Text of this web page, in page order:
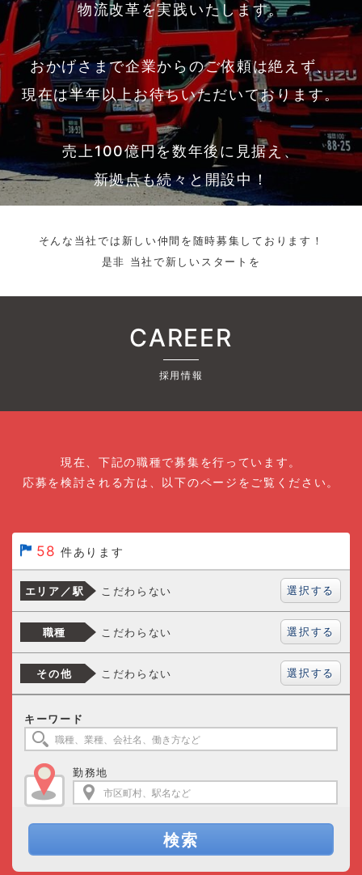
物流改革を実践いたします。
おかげさまで企業からのご依頼は絶えず、
現在は半年以上お待ちいただいております。
売上100億円を数年後に見据え、
新拠点も続々と開設中！
そんな当社では新しい仲間を随時募集しております！
是非 当社で新しいスタートを
CAREER
採用情報
現在、下記の職種で募集を行っています。
応募を検討される方は、以下のページをご覧ください。
58 件あります
エリア／駅 こだわらない 選択する
職種 こだわらない 選択する
その他 こだわらない 選択する
キーワード
勤務地
検索